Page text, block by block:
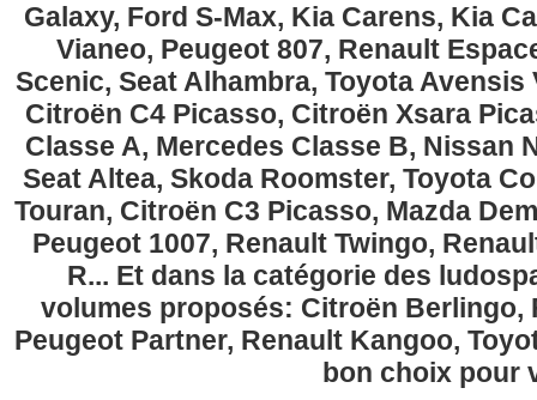
Galaxy, Ford S-Max, Kia Carens, Kia
Vianeo, Peugeot 807, Renault
Scenic, Seat Alhambra, Toyota
Citroën C4 Picasso, Citroën Xsara
Classe A, Mercedes Classe B, Nissan
Seat Altea, Skoda Roomster, Toyota
Touran, Citroën C3 Picasso, Mazda
Peugeot 1007, Renault Twingo,
R... Et dans la catégorie des
volumes proposés: Citroën Berlingo,
Peugeot Partner, Renault Kangoo,
bon choix pour